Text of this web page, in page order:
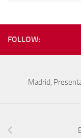
FOLLOW:
Madrid,